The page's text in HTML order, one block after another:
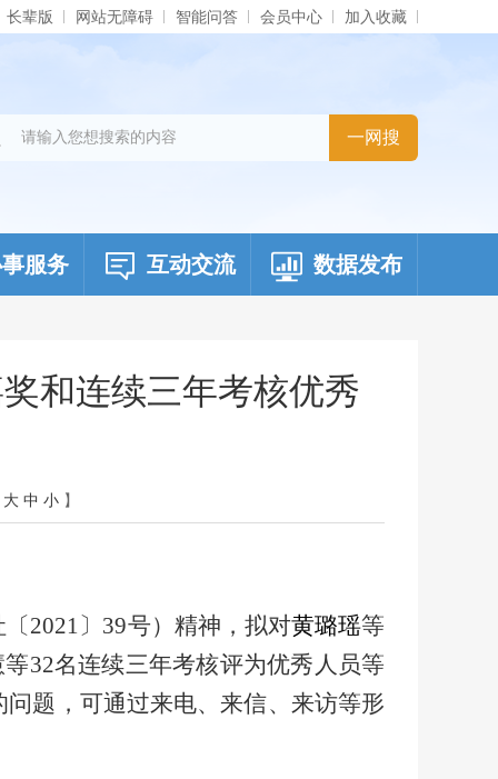
长辈版 网站无障碍 智能问答 会员中心 加入收藏
服务 互动交流 数据发布
和连续三年考核优秀
大 中 小 】
2021〕39号）精神，拟对黄璐瑶等
32名连续三年考核评为优秀人员等
题，可通过来电、来信、来访等形